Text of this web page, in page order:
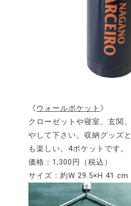
《ウォールポケット 》
クローゼットや寝室、玄関
やして下さい。収納グッズ
も楽しい。4ポケットです。
価格：1,300円（税込）
サイズ：約W 29.5×H 41 cm